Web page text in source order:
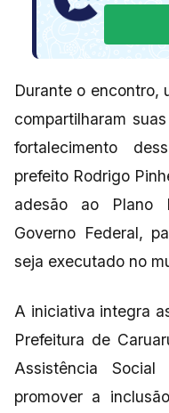
Durante o encontro,
compartilharam
fortalecimento
prefeito Rodrigo
adesão ao Plano
Governo Federal,
seja executado no
A iniciativa integra
Prefeitura de
Assistência
promover a